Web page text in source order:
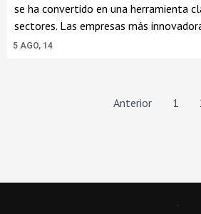
5 AGO, 14
se ha convertido en una herramienta
sectores. Las empresas más
Anterior 1